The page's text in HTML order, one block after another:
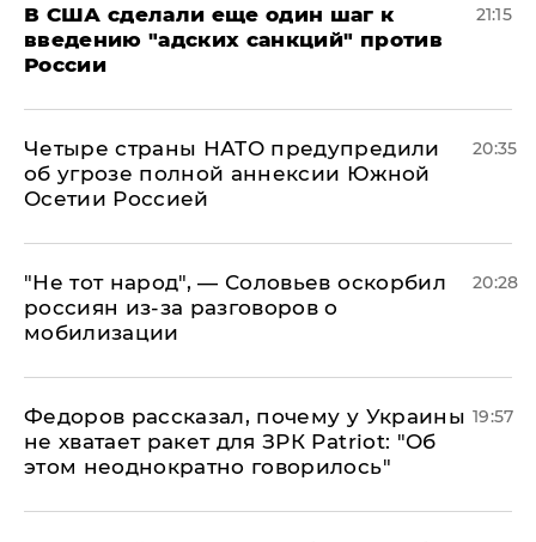
В США сделали еще один шаг к
введению "адских санкций" против
России
21:15
Четыре страны НАТО предупредили
об угрозе полной аннексии Южной
Осетии Россией
20:35
​"Не тот народ", — Соловьев оскорбил
россиян из-за разговоров о
мобилизации
20:28
Федоров рассказал, почему у Украины
не хватает ракет для ЗРК Patriot: "Об
этом неоднократно говорилось"
19:57